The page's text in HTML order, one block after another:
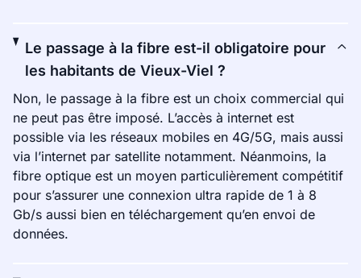
Le passage à la fibre est-il obligatoire pour
les habitants de Vieux-Viel ?
Non, le passage à la fibre est un choix commercial qui
ne peut pas être imposé. L’accès à internet est
possible via les réseaux mobiles en 4G/5G, mais aussi
via l’internet par satellite notamment. Néanmoins, la
fibre optique est un moyen particulièrement compétitif
pour s’assurer une connexion ultra rapide de 1 à 8
Gb/s aussi bien en téléchargement qu’en envoi de
données.